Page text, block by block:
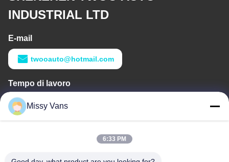
INDUSTRIAL LTD
E-mail
twooauto@hotmail.com
Tempo di lavoro
9:00-18:30
Il nostro indirizzo
Missy Vans
6:33 PM